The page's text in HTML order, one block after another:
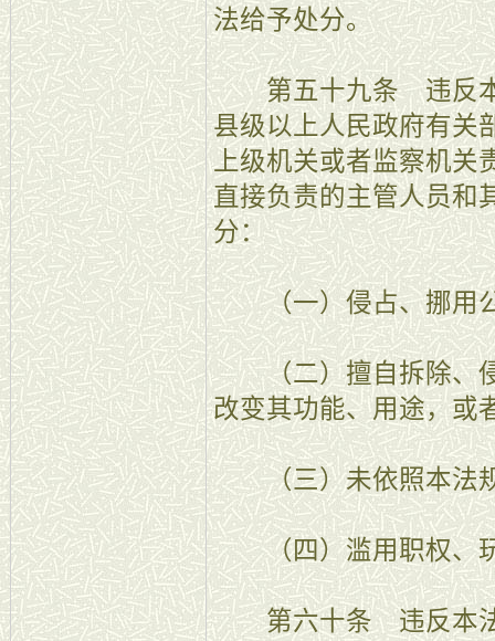
法给予处分。
第五十九条 违反本
县级以上人民政府有关
上级机关或者监察机关
直接负责的主管人员和
分：
（一）侵占、挪用公
（二）擅自拆除、侵
改变其功能、用途，或
（三）未依照本法规
（四）滥用职权、玩
第六十条 违反本法